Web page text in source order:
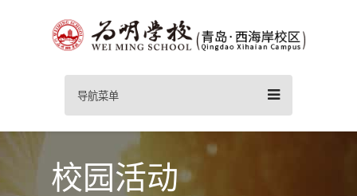
导航菜单
校园活动